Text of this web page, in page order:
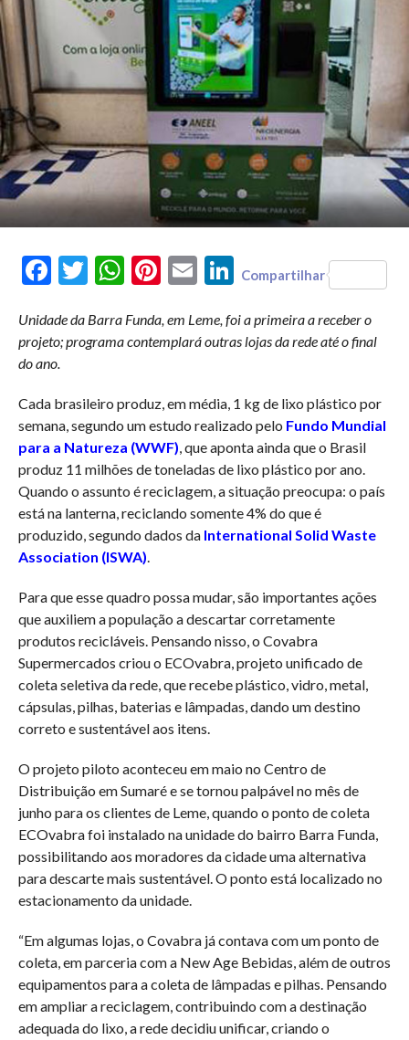
FacebookTwitterWhatsAppPinterest
Email LinkedIn
Compartilhar
Unidade da Barra Funda, em Leme, foi a primeira a receber o
projeto; programa contemplará outras lojas da rede até o final
do ano.
Cada brasileiro produz, em média, 1 kg de lixo plástico por
semana, segundo um estudo realizado pelo Fundo Mundial
para a Natureza (WWF), que aponta ainda que o Brasil
produz 11 milhões de toneladas de lixo plástico por ano.
Quando o assunto é reciclagem, a situação preocupa: o país
está na lanterna, reciclando somente 4% do que é
produzido, segundo dados da International Solid Waste
Association (ISWA).
Para que esse quadro possa mudar, são importantes ações
que auxiliem a população a descartar corretamente
produtos recicláveis. Pensando nisso, o Covabra
Supermercados criou o ECOvabra, projeto unificado de
coleta seletiva da rede, que recebe plástico, vidro, metal,
cápsulas, pilhas, baterias e lâmpadas, dando um destino
correto e sustentável aos itens.
O projeto piloto aconteceu em maio no Centro de
Distribuição em Sumaré e se tornou palpável no mês de
junho para os clientes de Leme, quando o ponto de coleta
ECOvabra foi instalado na unidade do bairro Barra Funda,
possibilitando aos moradores da cidade uma alternativa
para descarte mais sustentável. O ponto está localizado no
estacionamento da unidade.
“Em algumas lojas, o Covabra já contava com um ponto de
coleta, em parceria com a New Age Bebidas, além de outros
equipamentos para a coleta de lâmpadas e pilhas. Pensando
em ampliar a reciclagem, contribuindo com a destinação
adequada do lixo, a rede decidiu unificar, criando o